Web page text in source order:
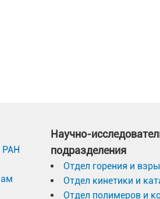
РАН
Научно-
подразделения
Отдел горения и
Отдел кинетики и
Отдел полимеров и